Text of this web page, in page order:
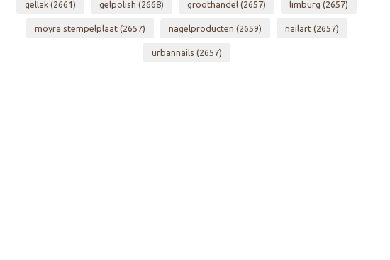
gellak (2661) gelpolish (2668) groothandel (2657) limburg (2657)
moyra stempelplaat (2657) nagelproducten (2659) nailart (2657)
urbannails (2657)